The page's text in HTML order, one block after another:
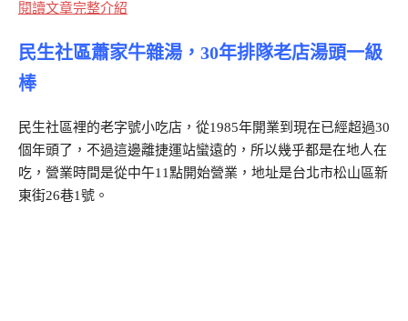
閱讀文章完整介紹
民生社區蕭家牛雜湯，30年排隊老店湯頭一級
棒
民生社區裡的老字號小吃店，從1985年開業到現在已經超過30
個年頭了，不過這邊離捷運站蠻遠的，所以幾乎都是在地人在
吃，營業時間是從中午11點開始營業，地址是台北市松山區新
東街26巷1號。